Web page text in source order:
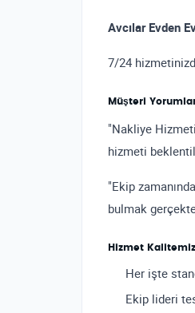
Avcılar Evden
7/24
Müşteri
"Nakliye
hizmeti
"Ekip
bulmak
Hizmet
Her işte
Ekip lideri